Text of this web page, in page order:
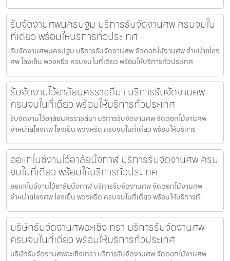
รับจัดงานศพนครปฐม บริการรับจัดงานศพ ครบจบใน
ที่เดียว พร้อมให้บริการทั่วประเทศ
รับจัดงานศพนครปฐม บริการรับจัดงานศพ จัดดอกไม้งานศพ จำหน่ายโลง
ศพ โลงเย็น พวงหรีด ครบจบในที่เดียว พร้อมให้บริการทั่วประเทศ
รับจัดงานไว้อาลัยนครราชสีมา บริการรับจัดงานศพ
ครบจบในที่เดียว พร้อมให้บริการทั่วประเทศ
รับจัดงานไว้อาลัยนครราชสีมา บริการรับจัดงานศพ จัดดอกไม้งานศพ
จำหน่ายโลงศพ โลงเย็น พวงหรีด ครบจบในที่เดียว พร้อมให้บริการ
ออแกไนซ์งานไว้อาลัยบึงกาฬ บริการรับจัดงานศพ ครบ
จบในที่เดียว พร้อมให้บริการทั่วประเทศ
ออแกไนซ์งานไว้อาลัยบึงกาฬ บริการรับจัดงานศพ จัดดอกไม้งานศพ
จำหน่ายโลงศพ โลงเย็น พวงหรีด ครบจบในที่เดียว พร้อมให้บริการทั
บริษัทรับจัดงานศพฉะเชิงเทรา บริการรับจัดงานศพ
ครบจบในที่เดียว พร้อมให้บริการทั่วประเทศ
บริษัทรับจัดงานศพฉะเชิงเทรา บริการรับจัดงานศพ จัดดอกไม้งานศพ